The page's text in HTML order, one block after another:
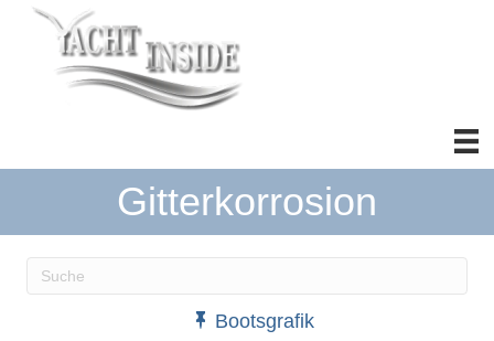
Gitterkorrosion
Wenn die Ergebnisse der automatischen
Bootsgrafik